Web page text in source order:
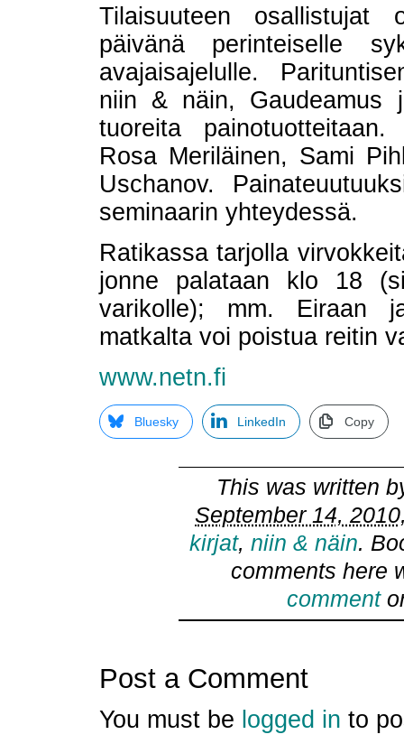
Tilaisuuteen osallistujat
päivänä perinteiselle
avajaisajelulle.
niin & näin, Gaudeamus
tuoreita
Rosa Meriläinen, Sami
Uschanov.
seminaarin yhteydessä.
Ratikassa tarjolla
jonne palataan klo 18
varikolle); mm. Eiraan
matkalta voi poistua reitin
www.netn.fi
Bluesky LinkedIn Copy
This was written
September 14,
kirjat, niin & näin.
comments here
comment
Post a Comment
You must be logged in to